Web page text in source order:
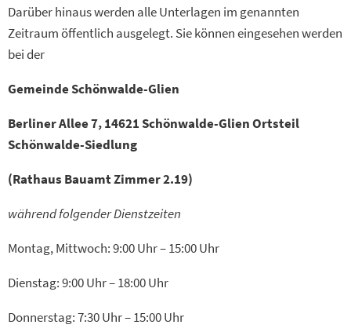
Darüber hinaus werden alle Unterlagen im genannten
Zeitraum öffentlich ausgelegt. Sie können eingesehen werden
bei der
Gemeinde Schönwalde-Glien
Berliner Allee 7, 14621 Schönwalde-Glien Ortsteil
Schönwalde-Siedlung
(Rathaus Bauamt Zimmer 2.19)
während folgender Dienstzeiten
Montag, Mittwoch: 9:00 Uhr – 15:00 Uhr
Dienstag: 9:00 Uhr – 18:00 Uhr
Donnerstag: 7:30 Uhr – 15:00 Uhr